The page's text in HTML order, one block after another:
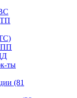
ты
(81